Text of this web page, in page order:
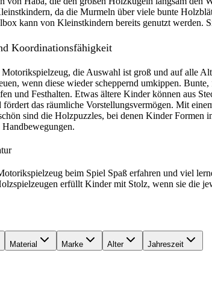
da die Murmeln über viele bunte
kann von Kleinstkindern bereits genutzt
Koordinationsfähigkeit
die Auswahl ist groß und auf alle
wenn diese wieder scheppernd umkippen.
und Festhalten. Etwas ältere Kinder können aus
das räumliche Vorstellungsvermögen. Mit
sind die Holzpuzzles, bei denen Kinder
beim Spiel Spaß erfahren und viel
erfüllt Kinder mit Stolz, wenn sie die
Material Marke Alter
Jahreszeit